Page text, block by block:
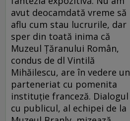
avut deocamdată vreme să
aflu cum stau lucrurile, dar
sper din toată inima că
Muzeul Ţăranului Român,
condus de dl Vintilă
Mihăilescu, are în vedere un
parteneriat cu pomenita
instituţie franceză. Dialogul
cu publicul, al echipei de la